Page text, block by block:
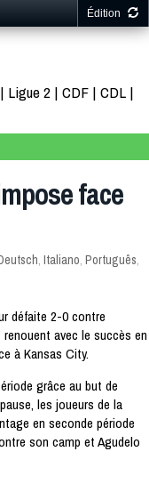
Édition
Ligue 2 CDF CDL
face
, Italiano, Português,
défaite 2-0 contre
renouent avec le succès en
à Kansas City.
grâce au but de
les joueurs de la
en seconde période
son camp et Agudelo